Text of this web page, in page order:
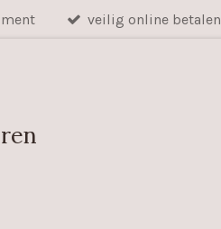
veilig online betalen